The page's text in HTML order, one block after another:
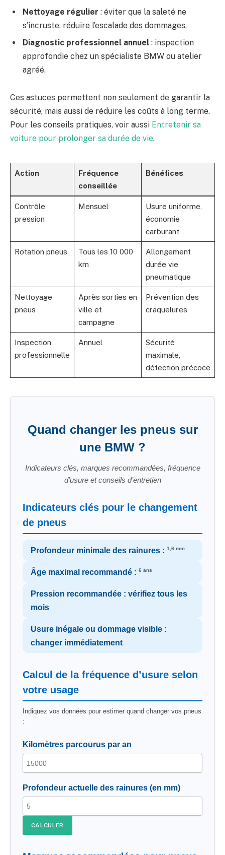
Nettoyage régulier : éviter que la saleté ne
s’incruste, réduire l’escalade des dommages.
Diagnostic professionnel annuel : inspection
approfondie chez un spécialiste BMW ou atelier
agréé.
Ces astuces permettent non seulement de garantir la
sécurité, mais aussi de réduire les coûts à long terme.
Pour les conseils pratiques, voir aussi Entretenir sa
voiture pour prolonger sa durée de vie.
Action
Fréquence
conseillée
Bénéfices
Contrôle
pression
Mensuel
Usure uniforme,
économie
carburant
Rotation pneus
Tous les 10 000
km
Allongement
durée vie
pneumatique
Nettoyage
pneus
Après sorties en
ville et
campagne
Prévention des
craquelures
Inspection
professionnelle
Annuel
Sécurité
maximale,
détection précoce
Quand changer les pneus sur
une BMW ?
Indicateurs clés, marques recommandées, fréquence
d’usure et conseils d’entretien
Indicateurs clés pour le changement
de pneus
Profondeur minimale des rainures : 1,6 mm
Âge maximal recommandé : 6 ans
Pression recommandée : vérifiez tous les
mois
Usure inégale ou dommage visible :
changer immédiatement
Calcul de la fréquence d’usure selon
votre usage
Indiquez vos données pour estimer quand changer vos pneus
:
Kilomètres parcourus par an
Profondeur actuelle des rainures (en mm)
CALCULER